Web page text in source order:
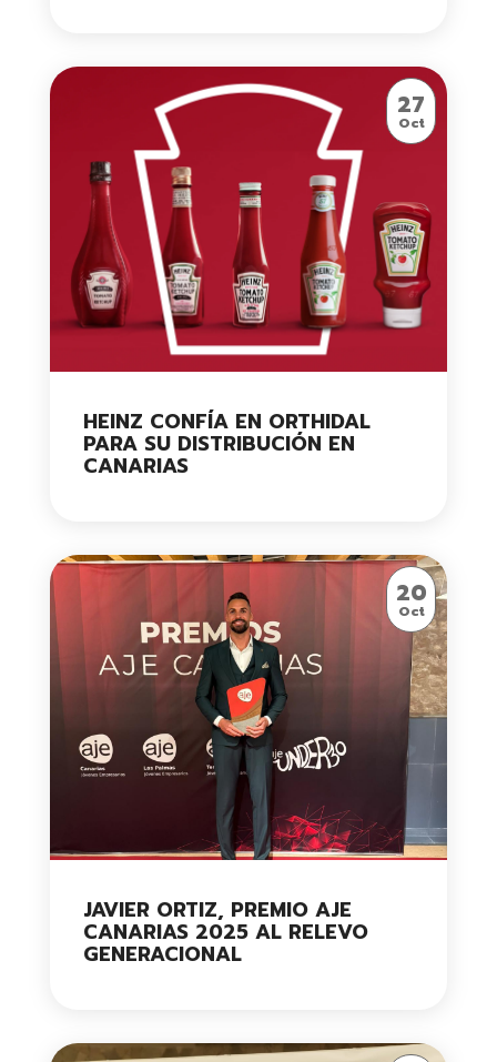
27
Oct
HEINZ CONFÍA EN ORTHIDAL
PARA SU DISTRIBUCIÓN EN
CANARIAS
20
Oct
JAVIER ORTIZ, PREMIO AJE
CANARIAS 2025 AL RELEVO
GENERACIONAL